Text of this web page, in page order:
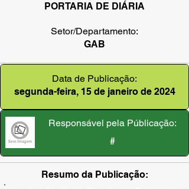
PORTARIA DE DIÁRIA
Setor/Departamento:
GAB
Data de Publicação:
segunda-feira, 15 de janeiro de 2024
Responsável pela Públicação:
#
Resumo da Publicação: